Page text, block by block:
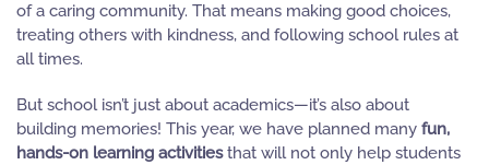
of a caring community. That means making good choices,
treating others with kindness, and following school rules at
all times.
But school isn’t just about academics—it’s also about
building memories! This year, we have planned many fun,
hands-on learning activities that will not only help students